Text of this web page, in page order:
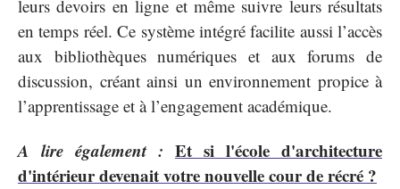
leurs devoirs en ligne et même suivre leurs résultats
en temps réel. Ce système intégré facilite aussi l’accès
aux bibliothèques numériques et aux forums de
discussion, créant ainsi un environnement propice à
l’apprentissage et à l’engagement académique.
A lire également : Et si l'école d'architecture
d'intérieur devenait votre nouvelle cour de récré ?